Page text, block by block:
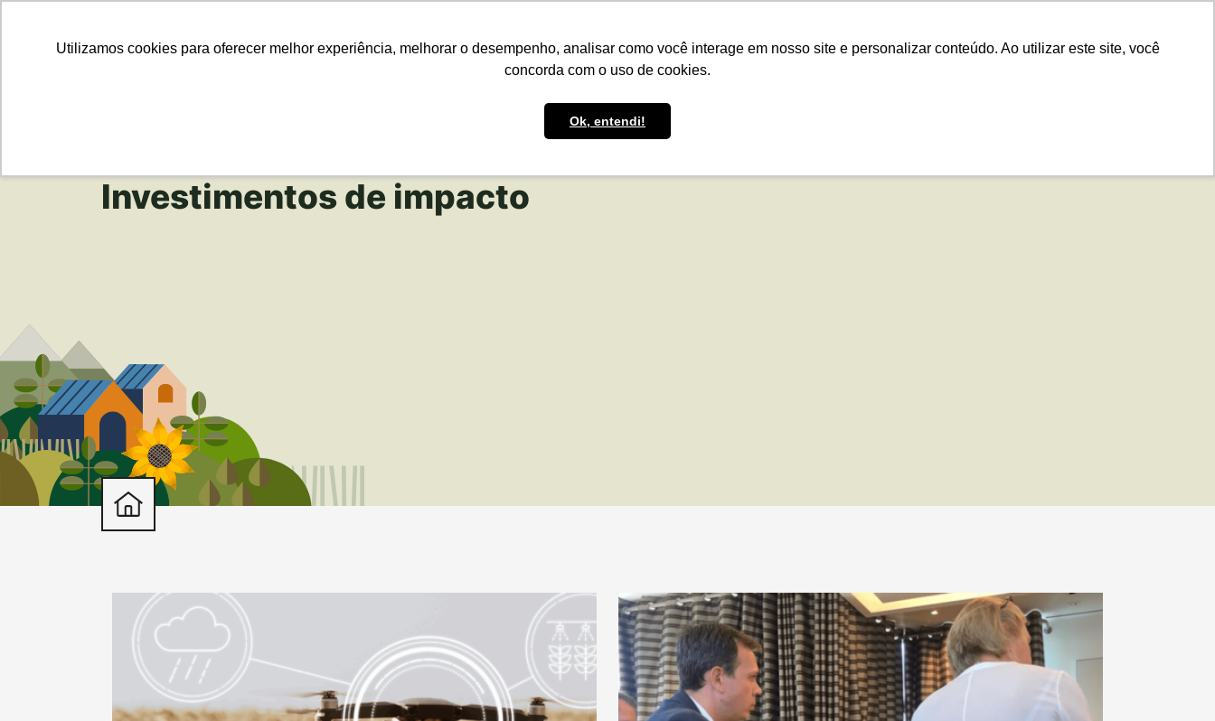
Utilizamos cookies para oferecer melhor experiência, melhorar o desempenho, analisar como você interage em nosso site e personalizar conteúdo. Ao utilizar este site, você
concorda com o uso de cookies.
Ok, entendi!
Investimentos de impacto